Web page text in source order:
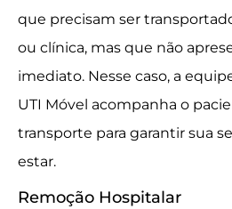
que precisam ser
ou clínica, mas que não
imediato. Nesse caso, a
UTI Móvel acompanha o
transporte para garantir sua
estar.
Remoção Hospitalar